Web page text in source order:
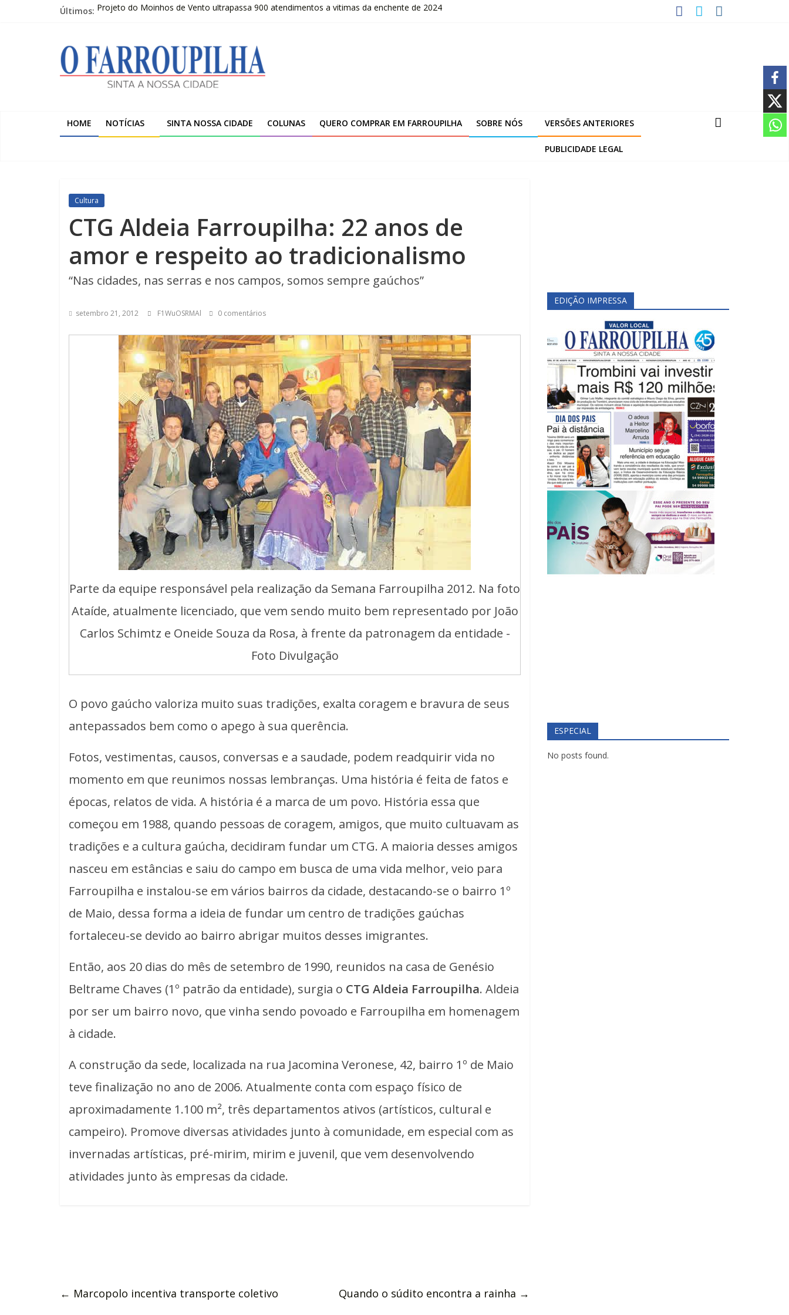
Últimos: Projeto do Moinhos de Vento ultrapassa 900 atendimentos a vítimas da enchente de 2024
Sicredi Serrana promove formação para profissionais de Apaes
Farroupilha recebe o 5º Festival de Inverno da Escola Pública de Música
O
Farroupilha
Nossa
HOME NOTÍCIAS SINTA NOSSA CIDADE COLUNAS QUERO COMPRAR EM FARROUPILHA SOBRE NÓS VERSÕES ANTERIORES
PUBLICIDADE LEGAL
Cultura
CTG Aldeia Farroupilha: 22 anos de
amor e respeito ao tradicionalismo
“Nas cidades, nas serras e nos campos, somos sempre gaúchos”
setembro 21, 2012 F1WuOSRMAl 0 comentários
Parte da equipe responsável pela realização da Semana Farroupilha 2012. Na foto
Ataíde, atualmente licenciado, que vem sendo muito bem representado por João
Carlos Schimtz e Oneide Souza da Rosa, à frente da patronagem da entidade -
Foto Divulgação
O povo gaúcho valoriza muito suas tradições, exalta coragem e bravura de seus
antepassados bem como o apego à sua querência.
Fotos, vestimentas, causos, conversas e a saudade, podem readquirir vida no
momento em que reunimos nossas lembranças. Uma história é feita de fatos e
épocas, relatos de vida. A história é a marca de um povo. História essa que
começou em 1988, quando pessoas de coragem, amigos, que muito cultuavam as
tradições e a cultura gaúcha, decidiram fundar um CTG. A maioria desses amigos
nasceu em estâncias e saiu do campo em busca de uma vida melhor, veio para
Farroupilha e instalou-se em vários bairros da cidade, destacando-se o bairro 1º
de Maio, dessa forma a ideia de fundar um centro de tradições gaúchas
fortaleceu-se devido ao bairro abrigar muitos desses imigrantes.
Então, aos 20 dias do mês de setembro de 1990, reunidos na casa de Genésio
Beltrame Chaves (1º patrão da entidade), surgia o CTG Aldeia Farroupilha. Aldeia
por ser um bairro novo, que vinha sendo povoado e Farroupilha em homenagem
à cidade.
A construção da sede, localizada na rua Jacomina Veronese, 42, bairro 1º de Maio
teve finalização no ano de 2006. Atualmente conta com espaço físico de
aproximadamente 1.100 m², três departamentos ativos (artísticos, cultural e
campeiro). Promove diversas atividades junto à comunidade, em especial com as
invernadas artísticas, pré-mirim, mirim e juvenil, que vem desenvolvendo
atividades junto às empresas da cidade.
← Marcopolo incentiva transporte coletivo Quando o súdito encontra a rainha →
EDIÇÃO IMPRESSA
ESPECIAL
No posts found.